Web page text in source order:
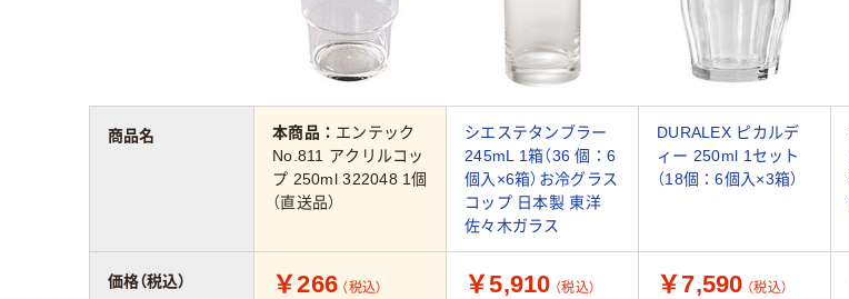
本商品： エンテック
No.811 アクリルコッ
プ 250ml 322048 1個
（直送品）
シエステタンブラー
245mL 1箱（36 個：6
個入×6箱）お冷グラス
コップ 日本製 東洋
佐々木ガラス
DURALEX ピカルデ
ィー 250ml 1セット
（18個：6個入×3箱）
￥266 （税込） ￥5,910 （税込） ￥7,590 （税込）
商品名
価格（税込）